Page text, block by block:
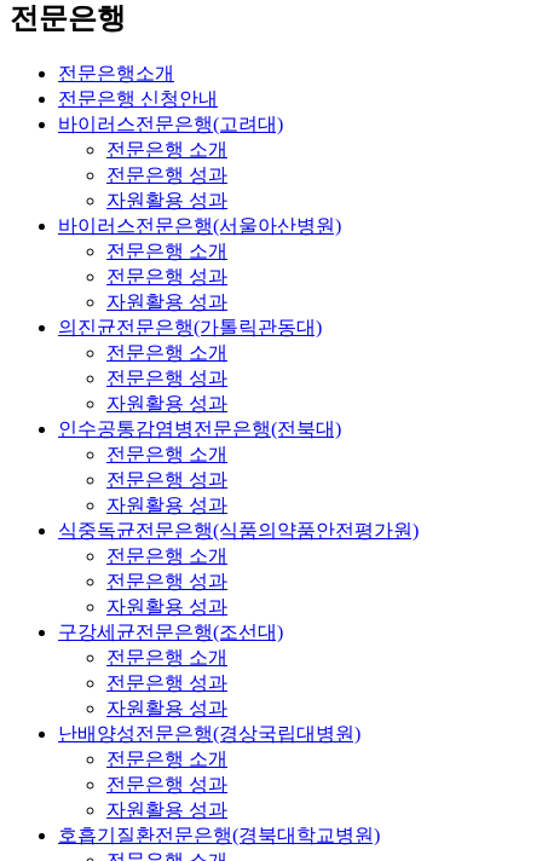
전문은행
전문은행소개
전문은행 신청안내
바이러스전문은행(고려대)
전문은행 소개
전문은행 성과
자원활용 성과
바이러스전문은행(서울아산병원)
전문은행 소개
전문은행 성과
자원활용 성과
의진균전문은행(가톨릭관동대)
전문은행 소개
전문은행 성과
자원활용 성과
인수공통감염병전문은행(전북대)
전문은행 소개
전문은행 성과
자원활용 성과
식중독균전문은행(식품의약품안전평가원)
전문은행 소개
전문은행 성과
자원활용 성과
구강세균전문은행(조선대)
전문은행 소개
전문은행 성과
자원활용 성과
난배양성전문은행(경상국립대병원)
전문은행 소개
전문은행 성과
자원활용 성과
호흡기질환전문은행(경북대학교병원)